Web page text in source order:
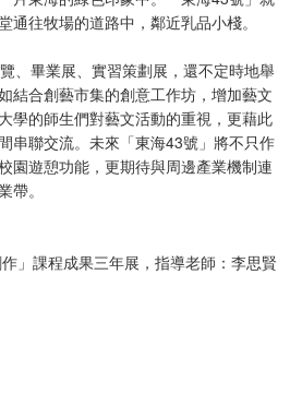
通往牧場的道路中，鄰近乳品小棧。
、畢業展、實習策劃展，還不定時地舉
結合創藝市集的創意工作坊，增加藝文
學的師生們對藝文活動的重視，更藉此
串聯交流。未來「東海43號」將不只作
園遊憩功能，更期待與周邊產業機制連
帶。
」課程成果三年展，指導老師：李思賢